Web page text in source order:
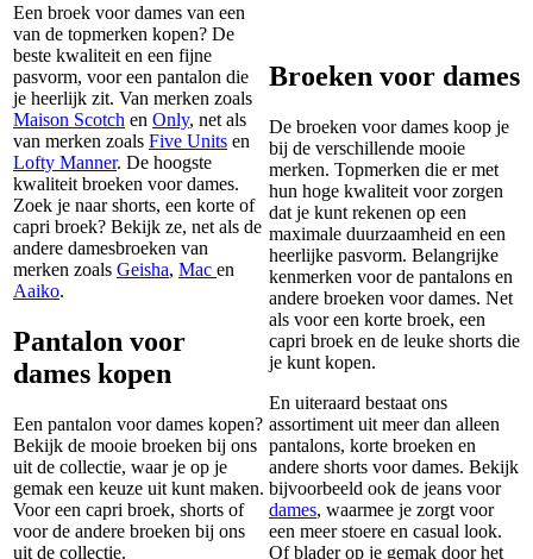
Een broek voor dames van een
van de topmerken kopen? De
beste kwaliteit en een fijne
pasvorm, voor een pantalon die
je heerlijk zit. Van merken zoals
Maison Scotch en Only, net als
van merken zoals Five Units en
Lofty Manner. De hoogste
kwaliteit broeken voor dames.
Zoek je naar shorts, een korte of
capri broek? Bekijk ze, net als de
andere damesbroeken van
merken zoals Geisha, Mac en
Aaiko.
Pantalon voor
dames kopen
Een pantalon voor dames kopen?
Bekijk de mooie broeken bij ons
uit de collectie, waar je op je
gemak een keuze uit kunt maken.
Voor een capri broek, shorts of
voor de andere broeken bij ons
uit de collectie.
Broeken voor dames
De broeken voor dames koop je
bij de verschillende mooie
merken. Topmerken die er met
hun hoge kwaliteit voor zorgen
dat je kunt rekenen op een
maximale duurzaamheid en een
heerlijke pasvorm. Belangrijke
kenmerken voor de pantalons en
andere broeken voor dames. Net
als voor een korte broek, een
capri broek en de leuke shorts die
je kunt kopen.
En uiteraard bestaat ons
assortiment uit meer dan alleen
pantalons, korte broeken en
andere shorts voor dames. Bekijk
bijvoorbeeld ook de jeans voor
dames, waarmee je zorgt voor
een meer stoere en casual look.
Of blader op je gemak door het